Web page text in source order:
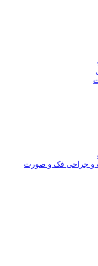
و جراحی فک و صورت